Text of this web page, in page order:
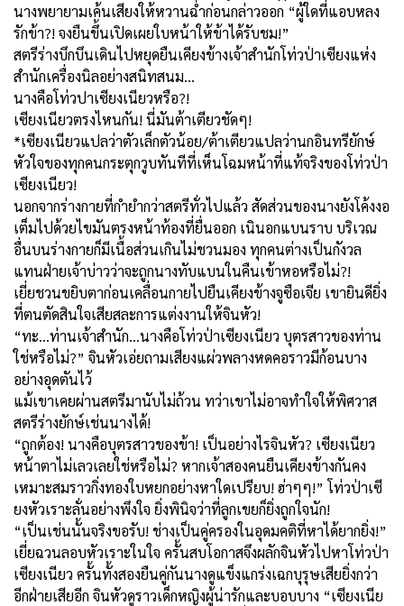
นางพยายามเค้นเสียงให้หวานฉ่ำก่อนกล่าวออก “ผู้ใดที่แอบหลง
รักข้า?! จงยืนขึ้นเปิดเผยใบหน้าให้ข้าได้รับชม!”
สตรีร่างบึกบึนเดินไปหยุดยืนเคียงข้างเจ้าสำนักโท่วป่าเซียงแห่ง
สำนักเครื่องนิลอย่างสนิทสนม...
นางคือโท่วปาเซียงเนียวหรือ?!
เซียงเนียวตรงไหนกัน! นี่มันต้าเตียวชัดๆ!
*เซียงเนียวแปลว่าตัวเล็กตัวน้อย/ต้าเตียวแปลว่านกอินทรียักษ์
หัวใจของทุกคนกระตุกวูบทันทีที่เห็นโฉมหน้าที่แท้จริงของโท่วป่า
เซียงเนียว!
นอกจากร่างกายที่กำยำกว่าสตรีทั่วไปแล้ว สัดส่วนของนางยังโค้งงอ
เต็มไปด้วยไขมันตรงหน้าท้องที่ยื่นออก เนินอกแบนราบ บริเวณ
อื่นบนร่างกายก็มีเนื้อส่วนเกินไม่ชวนมอง ทุกคนต่างเป็นกังวล
แทนฝ่ายเจ้าบ่าวว่าจะถูกนางทับแบนในคืนเข้าหอหรือไม่?!
เยี่ยชวนขยิบตาก่อนเคลื่อนกายไปยืนเคียงข้างจูซือเจีย เขายินดียิ่ง
ที่ตนตัดสินใจเสียสละการแต่งงานให้จินหัว!
“ทะ...ท่านเจ้าสำนัก...นางคือโท่วป่าเซียงเนียว บุตรสาวของท่าน
ใช่หรือไม่?” จินหัวเอ่ยถามเสียงแผ่วพลางหดคอราวมีก้อนบาง
อย่างอุดตันไว้
แม้เขาเคยผ่านสตรีมานับไม่ถ้วน ทว่าเขาไม่อาจทำใจให้พิศวาส
สตรีร่างยักษ์เช่นนางได้!
“ถูกต้อง! นางคือบุตรสาวของข้า! เป็นอย่างไรจินหัว? เซียงเนียว
หน้าตาไม่เลวเลยใช่หรือไม่? หากเจ้าสองคนยืนเคียงข้างกันคง
เหมาะสมราวกิ่งทองใบหยกอย่างหาใดเปรียบ! ฮ่าๆๆ!” โท่วป่าเซี
ยงหัวเราะลั่นอย่างพึงใจ ยิ่งพินิจว่าที่ลูกเขยก็ยิ่งถูกใจนัก!
“เป็นเช่นนั้นจริงขอรับ! ช่างเป็นคู่ครองในอุดมคติที่หาได้ยากยิ่ง!”
เยี่ยฉวนลอบหัวเราะในใจ ครั้นสบโอกาสจึงผลักจินหัวไปหาโท่วป่า
เซียงเนียว ครั้นทั้งสองยืนคู่กันนางดูแข็งแกร่งเฉกบุรุษเสียยิ่งกว่า
อีกฝ่ายเสียอีก จินหัวดูราวเด็กหญิงผู้น่ารักและบอบบาง “เซียงเนีย